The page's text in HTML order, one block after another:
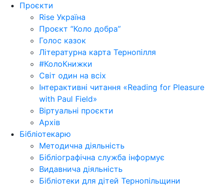
Проєкти
Rise Україна
Проєкт “Коло добра”
Голос казок
Літературна карта Тернопілля
#КолоКнижки
Світ один на всіх
Інтерактивні читання «Reading for Pleasure
with Paul Field»
Віртуальні проєкти
Архів
Бібліотекарю
Методична діяльність
Бібліографічна служба інформує
Видавнича діяльність
Бібліотеки для дітей Тернопільщини